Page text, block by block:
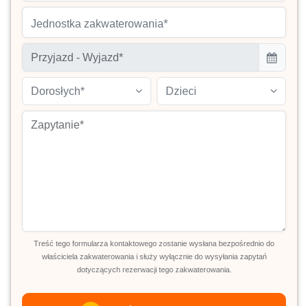
Jednostka zakwaterowania*
Dorosłych* Dzieci
Treść tego formularza kontaktowego zostanie wysłana bezpośrednio do
właściciela zakwaterowania i służy wyłącznie do wysyłania zapytań
dotyczących rezerwacji tego zakwaterowania.